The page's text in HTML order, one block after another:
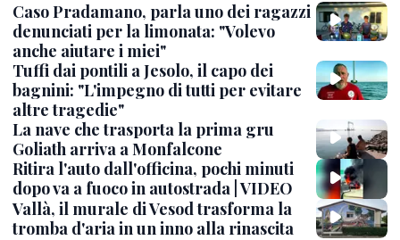
Caso Pradamano, parla uno dei ragazzi
denunciati per la limonata: "Volevo
anche aiutare i miei"
Tuffi dai pontili a Jesolo, il capo dei
bagnini: "L'impegno di tutti per evitare
altre tragedie"
La nave che trasporta la prima gru
Goliath arriva a Monfalcone
Ritira l'auto dall'officina, pochi minuti
dopo va a fuoco in autostrada | VIDEO
Vallà, il murale di Vesod trasforma la
tromba d'aria in un inno alla rinascita